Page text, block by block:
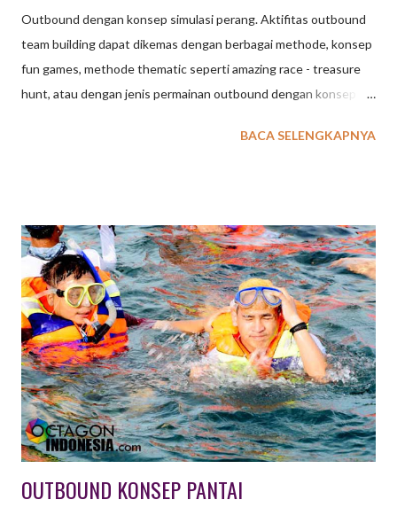
Outbound dengan konsep simulasi perang. Aktifitas outbound
team building dapat dikemas dengan berbagai methode, konsep
fun games, methode thematic seperti amazing race - treasure
hunt, atau dengan jenis permainan outbound dengan konsep
cukup tinggi, EXXO INDONESIA menyediakan beberapa pilihan
atau kelompok pemain berusaha untuk mengalahkan pemain /
kelompok lain dengan cara memberi tanda cat di tubuh lawan.
Peluru cat yang digunakan harus terbuat dari bahan yang aman
dan tidak beracun, sedangkan senjata yang digunakan untuk
menembakkannya biasa disebut paintball marker atau paintball
gun. Peralatan lain yang harus ada ialah masker pelindung wajah.
Selain untuk permainan, teknologi Paintball juga digunakan
sebagai simulasi / latihan militer yang lebi...
BACA SELENGKAPNYA
OUTBOUND KONSEP PANTAI